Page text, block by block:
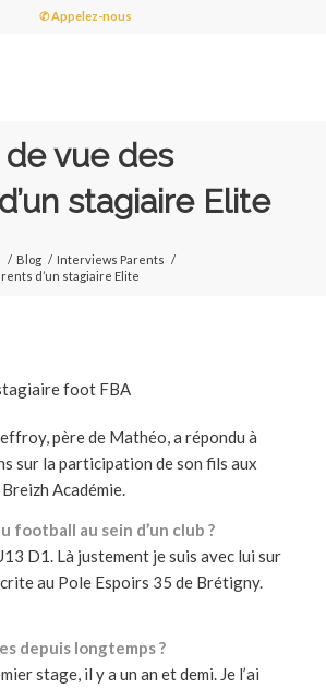
✆ Appelez-nous
vue des
stagiaire Elite
/ Blog / Interviews Parents /
d’un stagiaire Elite
père de Mathéo, a répondu à
sur la participation de son fils aux
Académie.
football au sein d’un club ?
D1. Là justement je suis avec lui sur
au Pole Espoirs 35 de Brétigny.
depuis longtemps ?
stage, il y a un an et demi. Je l’ai